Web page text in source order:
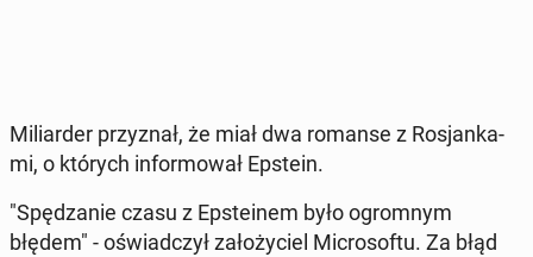
Mi­liar­der przy­znał, że miał dwa romanse z Ro­sjan­ka­
mi, o których in­for­mo­wał Epstein.
"Spę­dza­nie czasu z Ep­ste­inem było ogrom­nym
błędem" - oświad­czył za­ło­ży­ciel Mi­cro­so­ftu. Za błąd